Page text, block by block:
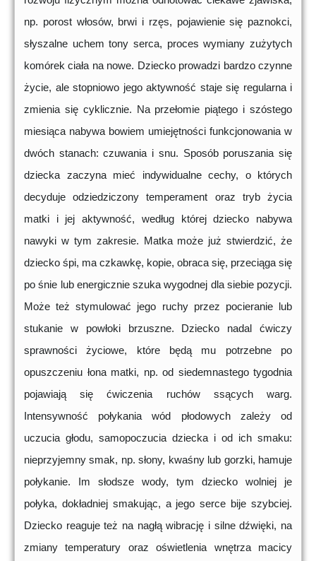
np. porost włosów, brwi i rzęs, pojawienie się paznokci,
słyszalne uchem tony serca, proces wymiany zużytych
komórek ciała na nowe. Dziecko prowadzi bardzo czynne
życie, ale stopniowo jego aktywność staje się regularna i
zmienia się cyklicznie. Na przełomie piątego i szóstego
miesiąca nabywa bowiem umiejętności funkcjonowania w
dwóch stanach: czuwania i snu. Sposób poruszania się
dziecka zaczyna mieć indywidualne cechy, o których
decyduje odziedziczony temperament oraz tryb życia
matki i jej aktywność, według której dziecko nabywa
nawyki w tym zakresie. Matka może już stwierdzić, że
dziecko śpi, ma czkawkę, kopie, obraca się, przeciąga się
po śnie lub energicznie szuka wygodnej dla siebie pozycji.
Może też stymulować jego ruchy przez pocieranie lub
stukanie w powłoki brzuszne. Dziecko nadal ćwiczy
sprawności życiowe, które będą mu potrzebne po
opuszczeniu łona matki, np. od siedemnastego tygodnia
pojawiają się ćwiczenia ruchów ssących warg.
Intensywność połykania wód płodowych zależy od
uczucia głodu, samopoczucia dziecka i od ich smaku:
nieprzyjemny smak, np. słony, kwaśny lub gorzki, hamuje
połykanie. Im słodsze wody, tym dziecko wolniej je
połyka, dokładniej smakując, a jego serce bije szybciej.
Dziecko reaguje też na nagłą wibrację i silne dźwięki, na
zmiany temperatury oraz oświetlenia wnętrza macicy